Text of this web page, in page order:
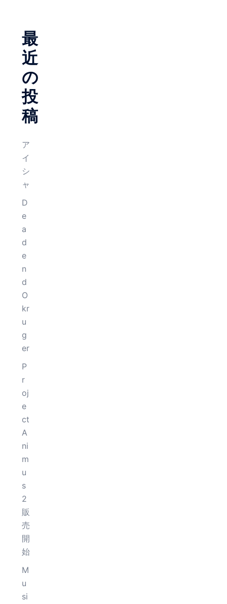
ン
最
近
の
投
稿
ア
イ
シ
ャ
D
e
a
d
e
n
d
O
kr
u
g
er
P
r
oj
e
ct
A
ni
m
u
s
2
販
売
開
始
M
u
si